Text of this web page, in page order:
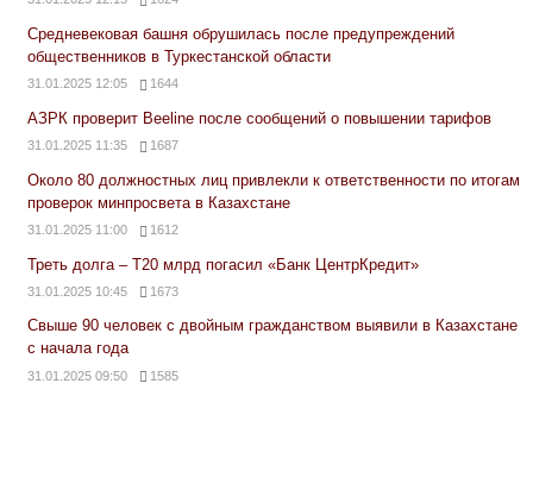
Средневековая башня обрушилась после предупреждений
общественников в Туркестанской области
31.01.2025 12:05 1644
АЗРК проверит Beeline после сообщений о повышении тарифов
31.01.2025 11:35 1687
Около 80 должностных лиц привлекли к ответственности по итогам
проверок минпросвета в Казахстане
31.01.2025 11:00 1612
Треть долга – Т20 млрд погасил «Банк ЦентрКредит»
31.01.2025 10:45 1673
Свыше 90 человек с двойным гражданством выявили в Казахстане
с начала года
31.01.2025 09:50 1585